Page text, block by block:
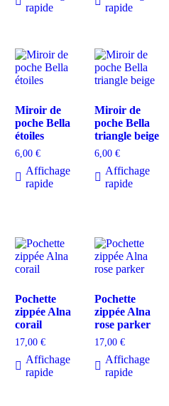
rapide
rapide
Miroir de
poche Bella
étoiles
6,00€
Affichage
rapide
Miroir de
poche Bella
triangle beige
6,00 €
Affichage
rapide
Pochette
zippée Alna
corail
17,00€
Affichage
rapide
Pochette
zippée Alna
rose parker
17,00 €
Affichage
rapide